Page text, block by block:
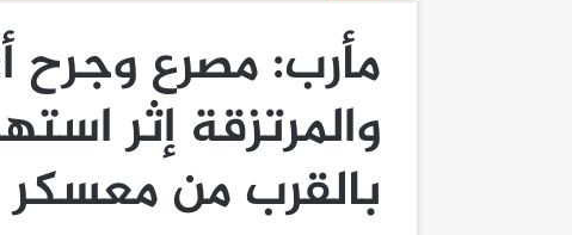
مأرب: مصرع وجرح
والمرتزقة إثر
بالقرب من